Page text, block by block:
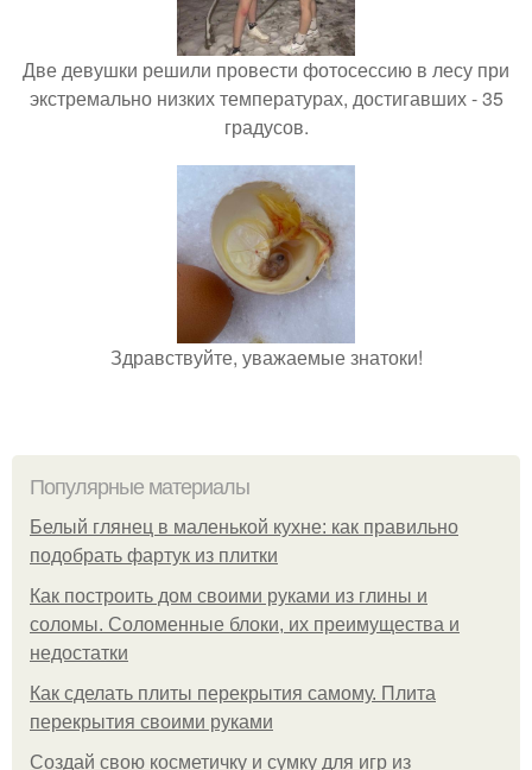
Две девушки решили провести фотосессию в лесу при
экстремально низких температурах, достигавших - 35
градусов.
Здравствуйте, уважаемые знатоки!
Популярные материалы
Белый глянец в маленькой кухне: как правильно
подобрать фартук из плитки
Как построить дом своими руками из глины и
соломы. Соломенные блоки, их преимущества и
недостатки
Как сделать плиты перекрытия самому. Плита
перекрытия своими руками
Создай свою косметичку и сумку для игр из